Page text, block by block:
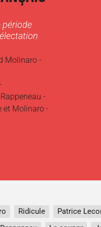
période
Molinaro -
-
et Molinaro -
Ridicule
Patrice